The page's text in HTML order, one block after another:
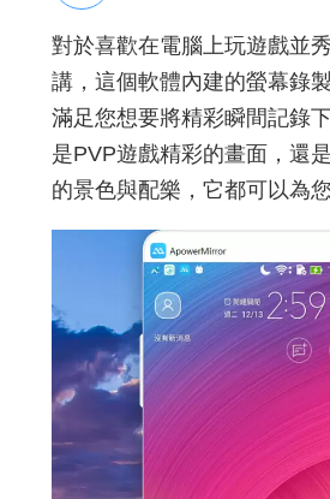
對於喜歡在電腦上玩遊戲並
講，這個軟體內建的螢幕錄
滿足您想要將精彩瞬間記錄
是PVP遊戲精彩的畫面，還
的景色與配樂，它都可以為